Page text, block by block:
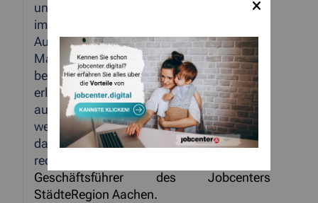
und Juni im Vorjahresmonatsvergleich
immer mehr SGB-II-Kunden in Arbeit,
Ausbildung oder arbeitsmarktpolitische
Maßnahmen einmündeten und somit
bessere Chancen am Arbeitsmarkt
erlangten bzw. erlangen werden, aber
auch,
dass der hiesige Arbeitsmarkt
weiterhin aufnahmefähig ist, tragen mit
dazu bei, dass die Anzahl der Arbeitslosen
reduziert werden konnte.“
Geschäftsführer des Jobcenters
StädteRegion Aachen.